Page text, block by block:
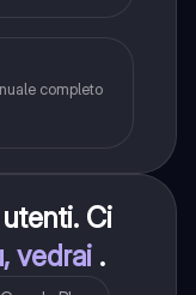
completo
Ci
vedrai .